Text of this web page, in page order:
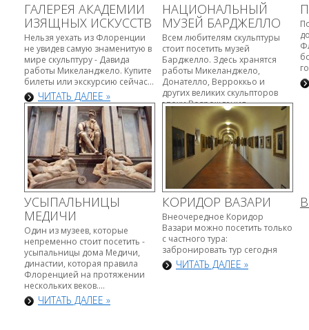
ГАЛЕРЕЯ АКАДЕМИИ
ИЗЯЩНЫХ ИСКУССТВ
Нельзя уехать из Флоренции
не увидев самую знаменитую в
мире скульптуру - Давида
работы Микеланджело. Купите
билеты или экскурсию сейчас...
ЧИТАТЬ ДАЛЕЕ »
НАЦИОНАЛЬНЫЙ
МУЗЕЙ БАРДЖЕЛЛО
Всем любителям скульптуры
стоит посетить музей
Барджелло. Здесь хранятся
работы Микеланджело,
Донателло, Верроккьо и
других великих скульпторов
эпохи Возрождения.
Барджелло...
ЧИТАТЬ ДАЛЕЕ »
УСЫПАЛЬНИЦЫ
МЕДИЧИ
Один из музеев, которые
непременно стоит посетить -
усыпальницы дома Медичи,
династии, которая правила
Флоренцией на протяжении
нескольких веков....
ЧИТАТЬ ДАЛЕЕ »
КОРИДОР ВАЗАРИ
Внеочередное Коридор
Вазари можно посетить только
с частного тура:
забронировать тур сегодня
ЧИТАТЬ ДАЛЕЕ »